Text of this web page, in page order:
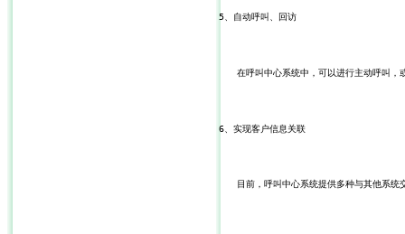
5、自动呼叫、回访
在呼叫中心系统中，可以进行主动呼叫，
6、实现客户信息关联
目前，呼叫中心系统提供多种与其他系统